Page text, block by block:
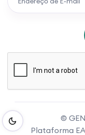
©
Plataforma